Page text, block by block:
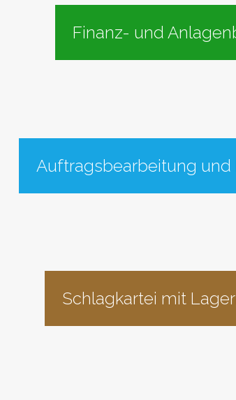
Finanz- und
Auftragsbearbeitung
Schlagkartei mit